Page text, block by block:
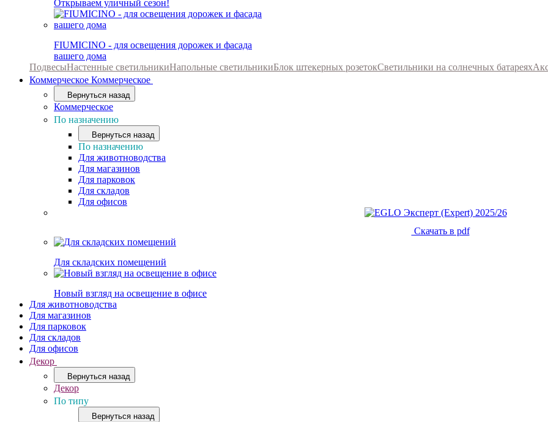
Открываем уличный сезон!
FIUMICINO - для освещения дорожек и фасада
вашего дома
ПодвесыНастенные светильникиНапольные светильникиБлок штекерных розетокСветильники на солнечных батареях
Коммерческое Коммерческое
Вернуться назад
Коммерческое
По назначению
Вернуться назад
По назначению
Для животноводства
Для магазинов
Для парковок
Для складов
Для офисов
Скачать в pdf
Для складских помещений
Новый взгляд на освещение в офисе
Для животноводства
Для магазинов
Для парковок
Для складов
Для офисов
Декор
Вернуться назад
Декор
По типу
Вернуться назад